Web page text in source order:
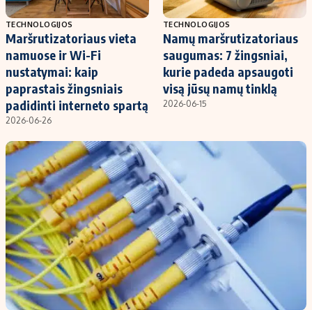
TECHNOLOGIJOS
Maršrutizatoriaus vieta
namuose ir Wi-Fi
nustatymai: kaip
paprastais žingsniais
padidinti interneto spartą
2026-06-26
TECHNOLOGIJOS
Namų maršrutizatoriaus
saugumas: 7 žingsniai,
kurie padeda apsaugoti
visą jūsų namų tinklą
2026-06-15